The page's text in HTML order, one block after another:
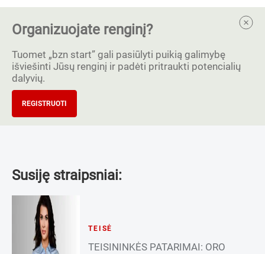
Organizuojate renginį?
Tuomet „bzn start” gali pasiūlyti puikią galimybę
išviešinti Jūsų renginį ir padėti pritraukti potencialių
dalyvių.
REGISTRUOTI
Susiję straipsniai:
TEISĖ
TEISININKĖS PATARIMAI: ORO